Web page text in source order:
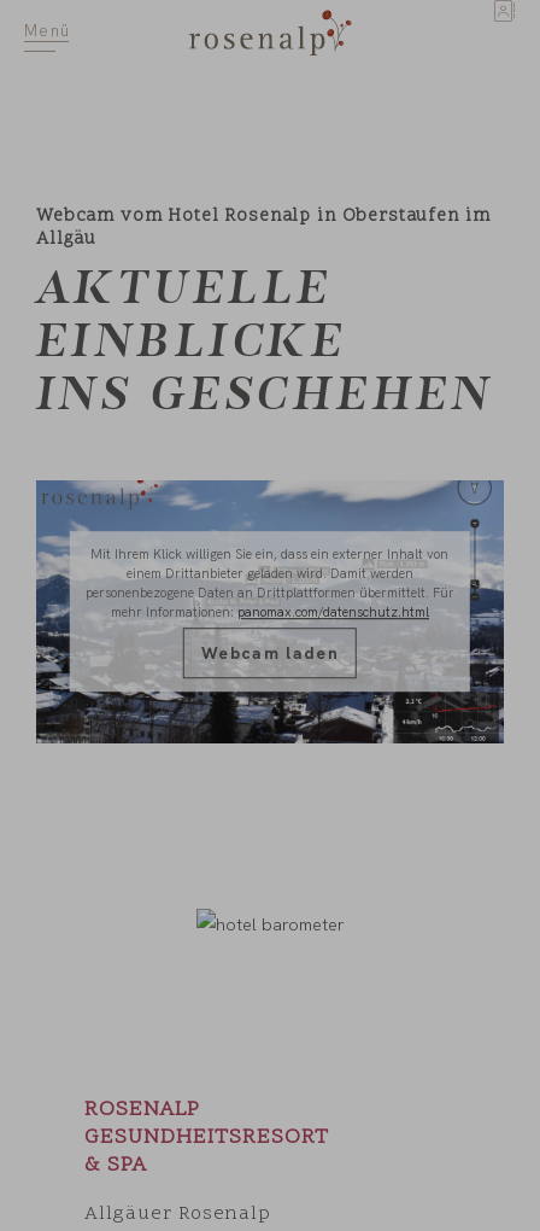
Menü
Webcam vom Hotel Rosenalp in Oberstaufen im
Allgäu
AKTUELLE
EINBLICKE
INS GESCHEHEN
Mit Ihrem Klick willigen Sie ein, dass ein externer Inhalt von
einem Drittanbieter geladen wird. Damit werden
personenbezogene Daten an Drittplattformen übermittelt. Für
mehr Informationen: panomax.com/datenschutz.html
Webcam laden
ROSENALP
GESUNDHEITSRESORT
& SPA
Allgäuer Rosenalp